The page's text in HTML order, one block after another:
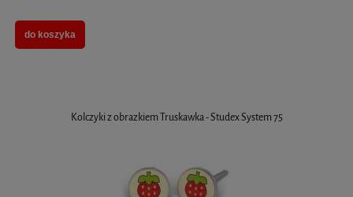
do koszyka
Kolczyki z obrazkiem Truskawka - Studex System 75